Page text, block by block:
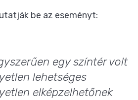
be az eseményt:
egy színtér volt
lehetséges
elképzelhetőnek